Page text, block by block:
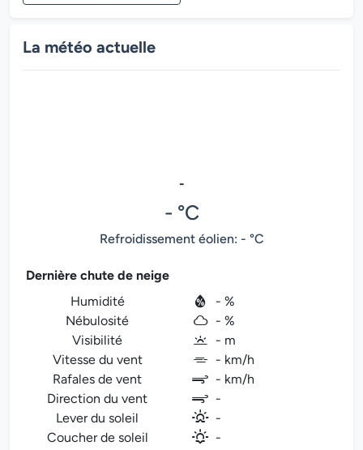
La météo actuelle
-
- °C
Refroidissement éolien: - °C
Dernière chute de neige
Humidité
- %
Nébulosité
- %
Visibilité
- m
Vitesse du vent
- km/h
Rafales de vent
- km/h
Direction du vent
-
Lever du soleil
-
Coucher de soleil
-